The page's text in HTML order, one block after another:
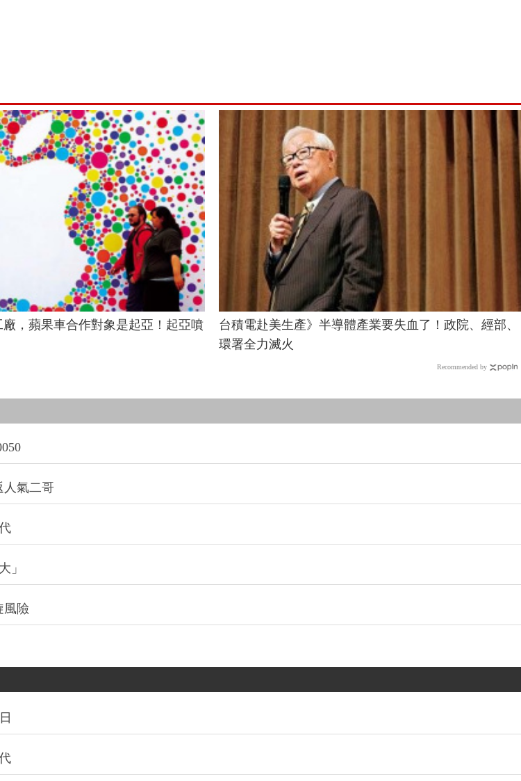
，蘋果車合作對象是起亞！起亞噴
台積電赴美生產》半導體產業要失血了！政院、經部、
環署全力滅火
Recommended by
人氣二哥
」
風險